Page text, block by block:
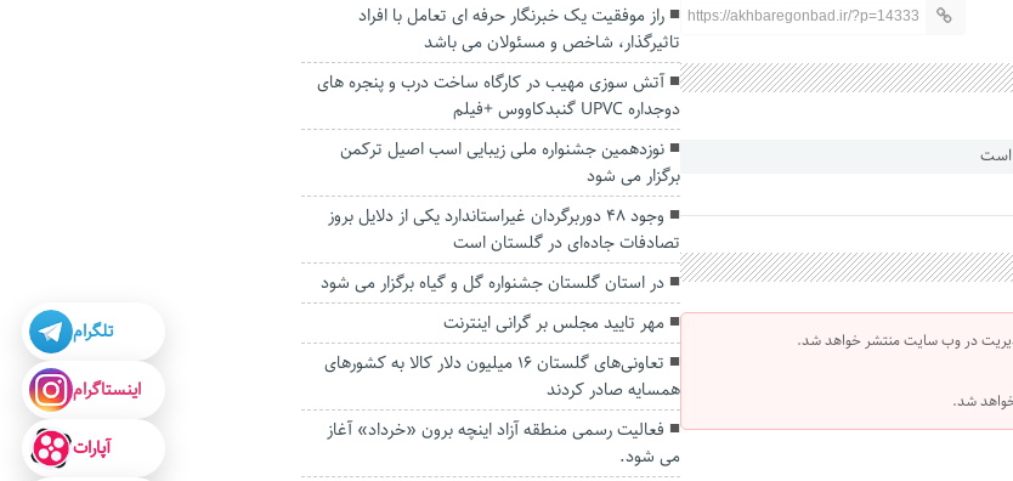
https://akhbaregonbad.ir/?p=14333
در وب سایت منتشر خواهد شد.
شد.
راز موفقیت یک خبرنگار حرفه ای تعامل با افراد
تاثیرگذار، شاخص و مسئولان می باشد
آتش سوزی مهیب در کارگاه ساخت درب و پنجره های
دوجداره UPVC گنبدکاووس +فیلم
نوزدهمین جشنواره ملی زیبایی اسب اصیل ترکمن
برگزار می شود
وجود ۴۸ دوربرگردان غیراستاندارد یکی از دلایل بروز
تصادفات جاده‌ای در گلستان است
در استان گلستان جشنواره گل‌ و‌ گیاه برگزار می شود
مهر تایید مجلس بر گرانی اینترنت
تعاونی‌های گلستان ۱۶ میلیون دلار کالا به کشورهای
همسایه صادر کردند
فعالیت رسمی منطقه آزاد اینچه برون «خرداد» آغاز
می شود.
تلگرام
اینستاگرام
آپارات